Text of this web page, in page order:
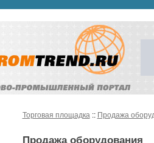
Торговая площадка:: Продажа
Продажа оборудования